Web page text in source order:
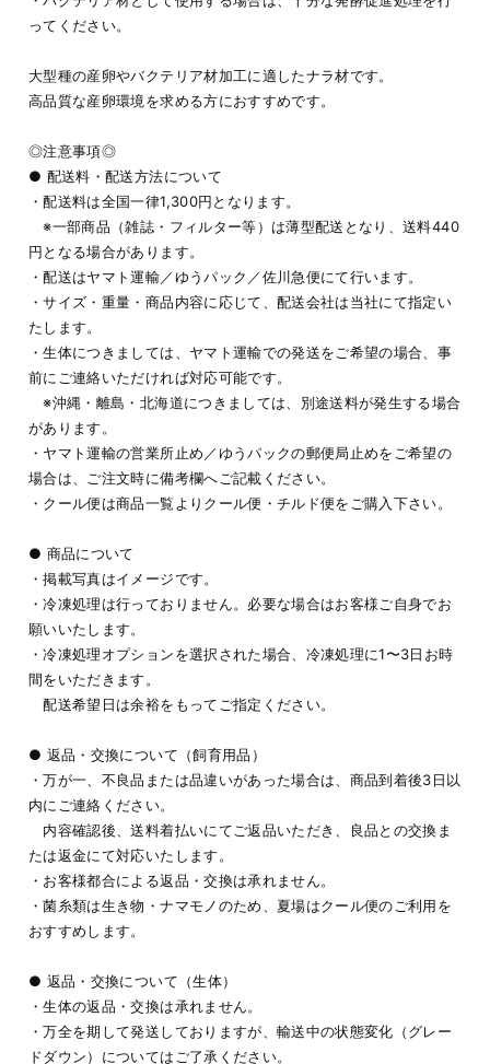
ってください。
大型種の産卵やバクテリア材加工に適したナラ材です。
高品質な産卵環境を求める方におすすめです。
◎注意事項◎
● 配送料・配送方法について
・配送料は全国一律1,300円となります。
※一部商品（雑誌・フィルター等）は薄型配送となり、送料440
円となる場合があります。
・配送はヤマト運輸／ゆうパック／佐川急便にて行います。
・サイズ・重量・商品内容に応じて、配送会社は当社にて指定い
たします。
・生体につきましては、ヤマト運輸での発送をご希望の場合、事
前にご連絡いただければ対応可能です。
※沖縄・離島・北海道につきましては、別途送料が発生する場合
があります。
・ヤマト運輸の営業所止め／ゆうパックの郵便局止めをご希望の
場合は、ご注文時に備考欄へご記載ください。
・クール便は商品一覧よりクール便・チルド便をご購入下さい。
● 商品について
・掲載写真はイメージです。
・冷凍処理は行っておりません。必要な場合はお客様ご自身でお
願いいたします。
・冷凍処理オプションを選択された場合、冷凍処理に1〜3日お時
間をいただきます。
配送希望日は余裕をもってご指定ください。
● 返品・交換について（飼育用品）
・万が一、不良品または品違いがあった場合は、商品到着後3日以
内にご連絡ください。
内容確認後、送料着払いにてご返品いただき、良品との交換ま
たは返金にて対応いたします。
・お客様都合による返品・交換は承れません。
・菌糸類は生き物・ナマモノのため、夏場はクール便のご利用を
おすすめします。
● 返品・交換について（生体）
・生体の返品・交換は承れません。
・万全を期して発送しておりますが、輸送中の状態変化（グレー
ドダウン）についてはご了承ください。